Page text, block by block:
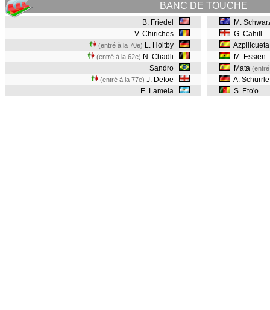
BANC DE TOUCHE
B. Friedel
V. Chiriches
(entré à la 70e) L. Holtby
(entré à la 62e) N. Chadli
Sandro
(entré à la 77e) J. Defoe
E. Lamela
M.
G. Cahill
M. Essien
Mata
A.
S. Eto'o